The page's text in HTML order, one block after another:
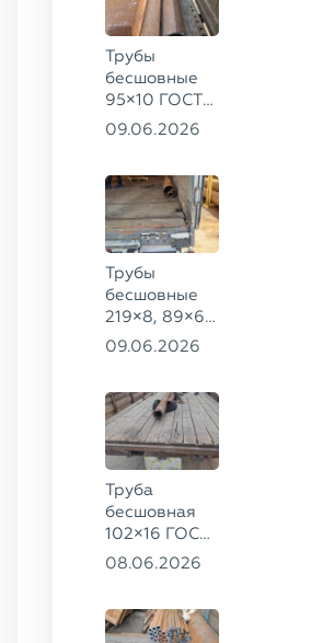
Трубы
бесшовные
95×10 ГОСТ
8732-78, ст.
09.06.2026
Трубы
бесшовные
219×8, 89×6,
38×4 ГОСТ
14-3Р-55-
2001 сталь
12Х1МФ
09.06.2026
Труба
бесшовная
102×16 ГОСТ
8732-78, ст.
08.06.2026